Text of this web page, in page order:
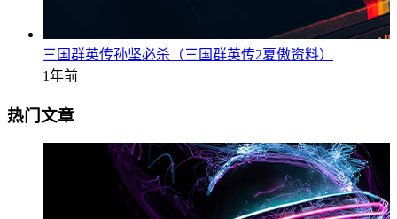
三国群英传孙坚必杀（三国群英传2夏傲资料）
1年前
热门文章